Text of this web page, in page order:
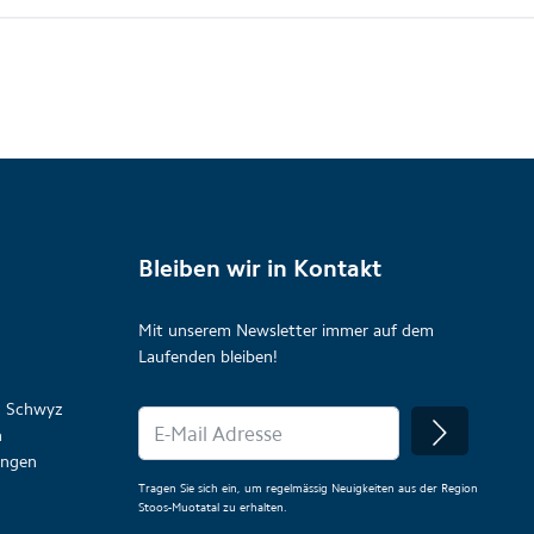
Schwyz
Bleiben wir in Kontakt
Mit unserem Newsletter immer auf dem
Laufenden bleiben!
Tragen Sie sich ein, um regelmässig Neuigkeiten aus der Region
Stoos-Muotatal zu erhalten.